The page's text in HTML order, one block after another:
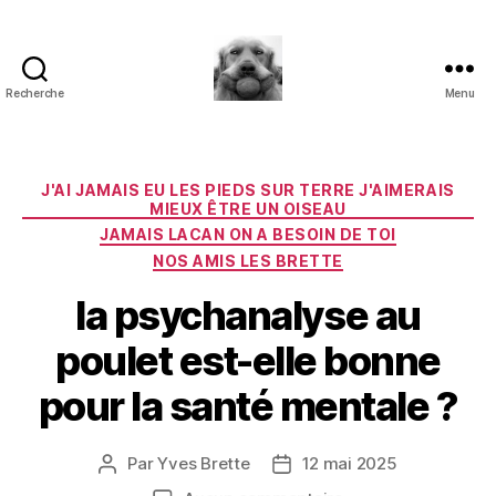
Recherche
paradoxe
en
fleur
Menu
Catégories
J'AI JAMAIS EU LES PIEDS SUR TERRE J'AIMERAIS
MIEUX ÊTRE UN OISEAU
JAMAIS LACAN ON A BESOIN DE TOI
NOS AMIS LES BRETTE
la psychanalyse au
poulet est-elle bonne
pour la santé mentale ?
Auteur
ParYves Brette
Date12 mai 2025